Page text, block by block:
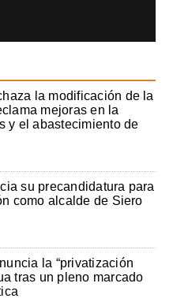
la modificación de la
mejoras en la
y el abastecimiento de
su precandidatura para
como alcalde de Siero
la “privatización
tras un pleno marcado